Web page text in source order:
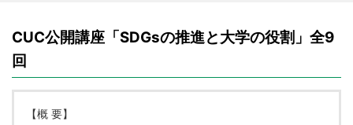
CUC公開講座「SDGsの推進と大学の役割」全9
回
【概 要】